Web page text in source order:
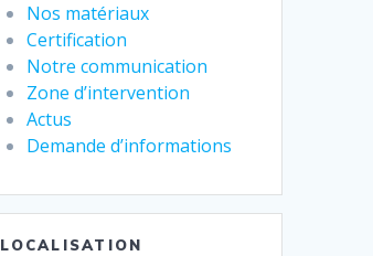
Nos matériaux
Certification
Notre communication
Zone d’intervention
Actus
Demande d’informations
LOCALISATION